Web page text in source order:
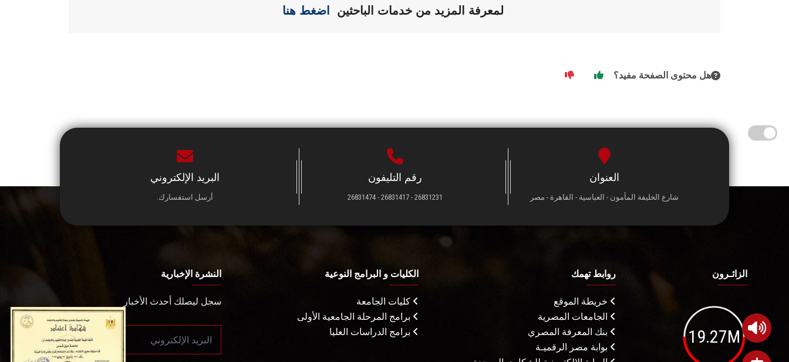
لمعرفة المزيد من خدمات الباحثين اضغط هنا
هل محتوى الصفحة مفيد؟
العنوان
شارع الخليفة المأمون - العباسية - القاهرة - مصر
رقم التليفون
26831231 - 26831417 - 26831474
البريد الإلكتروني
أرسل استفسارك.
الزائـرون
19.27M
روابط تهمك
خريطة الموقع
الجامعات المصرية
بنك المعرفة المصري
بوابة مصر الرقميـة
الكليات و البرامج النوعية
كليات الجامعة
برامج المرحلة الجامعية الأولى
برامج الدراسات العليا
النشرة الإخبارية
سجل ليصلك أحدث الأخبار